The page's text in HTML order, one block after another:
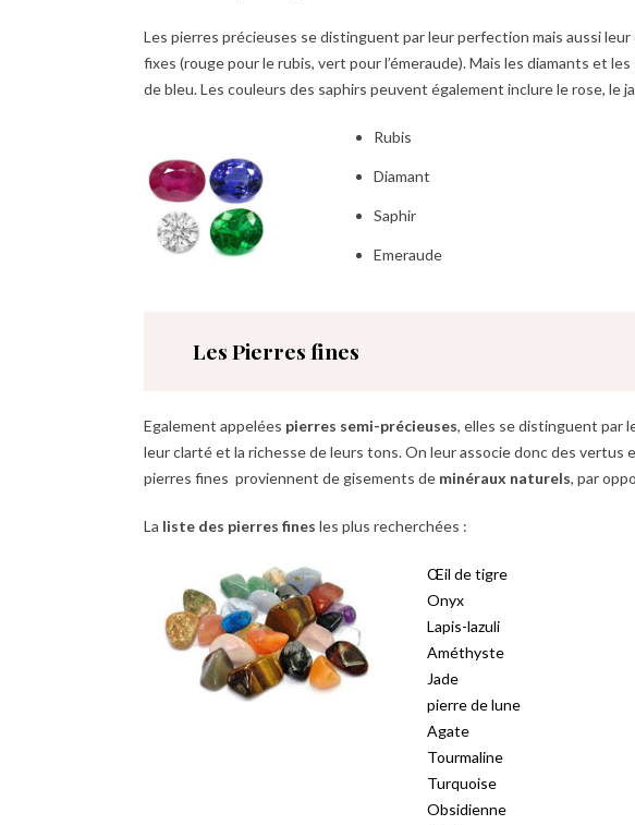
Les pierres précieuses se distinguent par leur perfection mais aussi
fixes (rouge pour le rubis, vert pour l’émeraude). Mais les diamants et
de bleu. Les couleurs des saphirs peuvent également inclure le rose, le
Rubis
Diamant
Saphir
Emeraude
Les Pierres fines
Egalement appelées pierres semi-précieuses, elles se distinguent par
leur clarté et la richesse de leurs tons. On leur associe donc des
pierres fines proviennent de gisements de minéraux naturels, par
La liste des pierres fines les plus recherchées :
Œil de tigre
Onyx
Lapis-lazuli
Améthyste
Jade
pierre de lune
Agate
Tourmaline
Turquoise
Obsidienne